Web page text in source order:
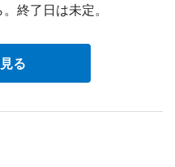
終了日は未定。
る